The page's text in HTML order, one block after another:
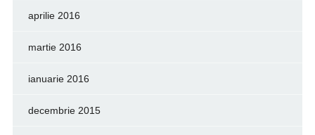
aprilie 2016
martie 2016
ianuarie 2016
decembrie 2015